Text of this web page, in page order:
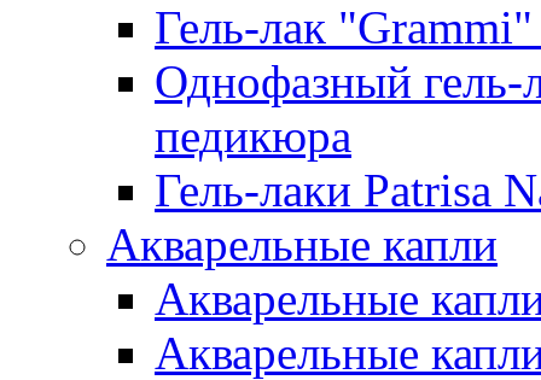
Гель-лак
Однофазный
педикюра
Гель-лаки Patrisa
Акварельные капли
Акварельные
Акварельные